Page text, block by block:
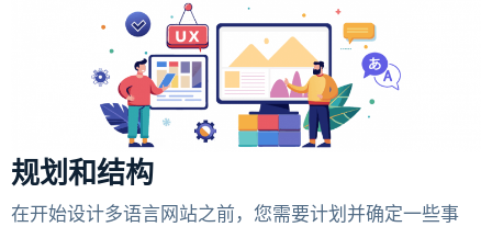
规划和结构
在开始设计多语言网站之前，您需要计划并确定一些事